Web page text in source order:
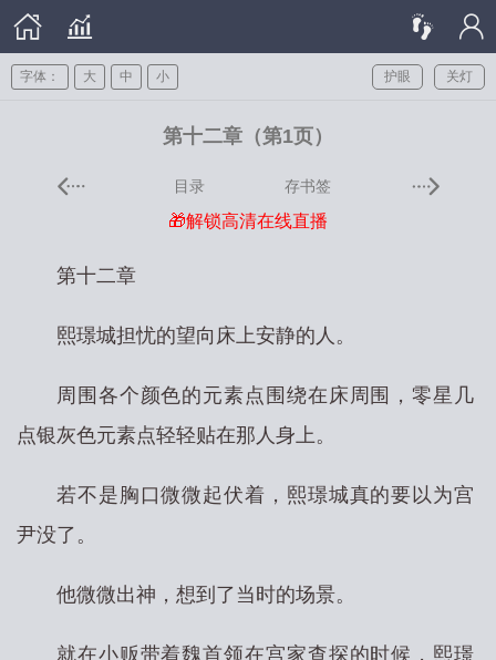
关灯
护眼
字体： 大 中 小
第十二章（第1页）
目录 存书签
🎁解锁高清在线直播
第十二章
熙璟城担忧的望向床上安静的人。
周围各个颜色的元素点围绕在床周围，零星几
点银灰色元素点轻轻贴在那人身上。
若不是胸口微微起伏着，熙璟城真的要以为宫
尹没了。
他微微出神，想到了当时的场景。
就在小贩带着魏首领在宫家查探的时候，熙璟